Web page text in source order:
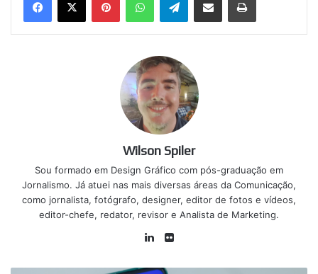
Wilson Spiler
Sou formado em Design Gráfico com pós-graduação em
Jornalismo. Já atuei nas mais diversas áreas da Comunicação,
como jornalista, fotógrafo, designer, editor de fotos e vídeos,
editor-chefe, redator, revisor e Analista de Marketing.
Linkedin